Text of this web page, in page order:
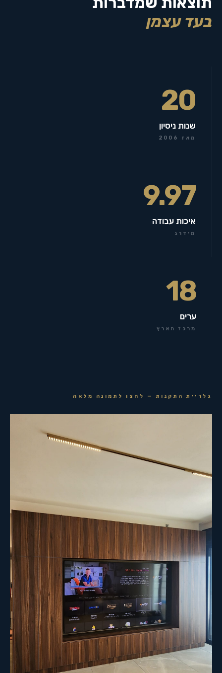
בעד עצמן
20
שנות ניסיון
מאז 2006
9.97
איכות עבודה
מידרג
18
ערים
מרכז הארץ
גלריית התקנות — לחצו לתמונה מלאה